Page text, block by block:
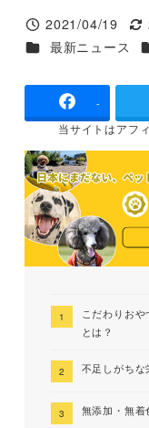
投稿日
2021/04/19
更
カテゴリー
最新ニュース
-
当サイトはアフ
こだわりお
とは？
不足しがちな
無添加・無